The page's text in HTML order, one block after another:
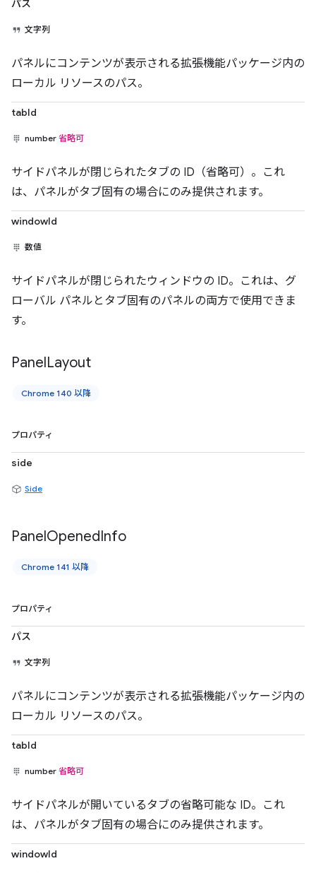
パス
文字列
パネルにコンテンツが表示される拡張機能パッケージ内の
ローカル リソースのパス。
tabId
number 省略可
サイドパネルが閉じられたタブの ID（省略可）。これ
は、パネルがタブ固有の場合にのみ提供されます。
windowId
数値
サイドパネルが閉じられたウィンドウの ID。これは、グ
ローバル パネルとタブ固有のパネルの両方で使用できま
す。
PanelLayout
Chrome 140 以降
プロパティ
side
Side
PanelOpenedInfo
Chrome 141 以降
プロパティ
パス
文字列
パネルにコンテンツが表示される拡張機能パッケージ内の
ローカル リソースのパス。
tabId
number 省略可
サイドパネルが開いているタブの省略可能な ID。これ
は、パネルがタブ固有の場合にのみ提供されます。
windowId